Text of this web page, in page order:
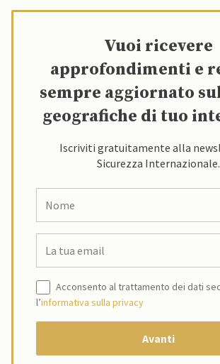
Vuoi ricevere
approfondimenti e
sempre aggiornato
geografiche di tuo
Iscriviti gratuitamente alla
Sicurezza Internazionale.
Acconsento al trattamento dei dati
l’informativa sulla privacy